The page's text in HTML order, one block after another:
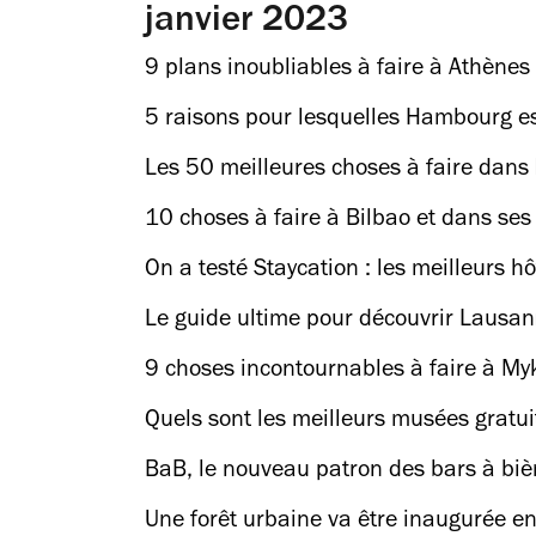
janvier 2023
9 plans inoubliables à faire à Athènes
5 raisons pour lesquelles Hambourg
Les 50 meilleures choses à faire dans
10 choses à faire à Bilbao et dans
On a testé Staycation : les meilleurs
Le guide ultime pour découvrir
9 choses incontournables à faire à
Quels sont les meilleurs musées
BaB, le nouveau patron des bars à
Une forêt urbaine va être inaugurée